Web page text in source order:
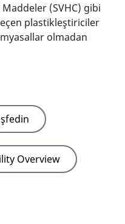
(SVHC) gibi
plastikleştiriciler
olmadan
Overview